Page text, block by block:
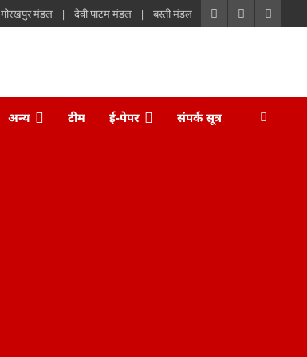
गोरखपुर मंडल देवी पाटम मंडल बस्ती मंडल
अन्य टीम ई-पेपर संपर्क सूत्र